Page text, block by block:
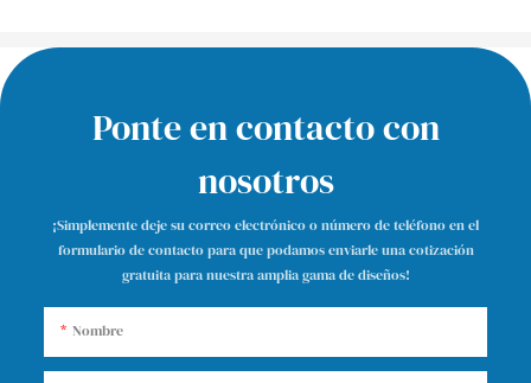
Ponte en contacto con
nosotros
¡Simplemente deje su correo electrónico o número de teléfono en el
formulario de contacto para que podamos enviarle una cotización
gratuita para nuestra amplia gama de diseños!
Nombre